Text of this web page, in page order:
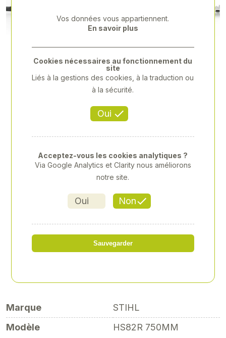
STIHL - HS82R 750MM
Référence: 00065230
682,00 € HT
Marque
STIHL
Modèle
HS82R 750MM
Vos données vous appartiennent.
En savoir plus
Oui
Cookies nécessaires au fonctionnement du
site
Liés à la gestions des cookies, à la traduction ou
à la sécurité.
Oui Non
Acceptez-vous les cookies analytiques ?
Via Google Analytics et Clarity nous améliorons
notre site.
Sauvegarder